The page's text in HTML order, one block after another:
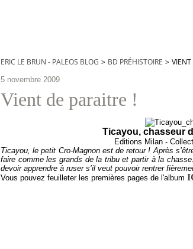
ERIC LE BRUN - PALEOS BLOG > BD PRÉHISTOIRE > VIENT
5 novembre 2009
Vient de paraitre !
Ticayou, chasseur
Editions Milan -
Ticayou, le petit Cro-Magnon est de retour ! Après
faire comme les grands de la tribu et partir à la
devoir apprendre à ruser s’il veut pouvoir rentrer
Vous pouvez feuilleter les premières pages de l'album